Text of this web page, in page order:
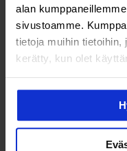
alan
sivustoamme.
tietoja muihin tietoihin,
kerätty, kun olet
Tea pyysi lääkäriltä
eli omasta mielestään
arjessa jo riittävästi,
selitti korkeaa
terveellisesti kuin
vältellyt rasvoja ja